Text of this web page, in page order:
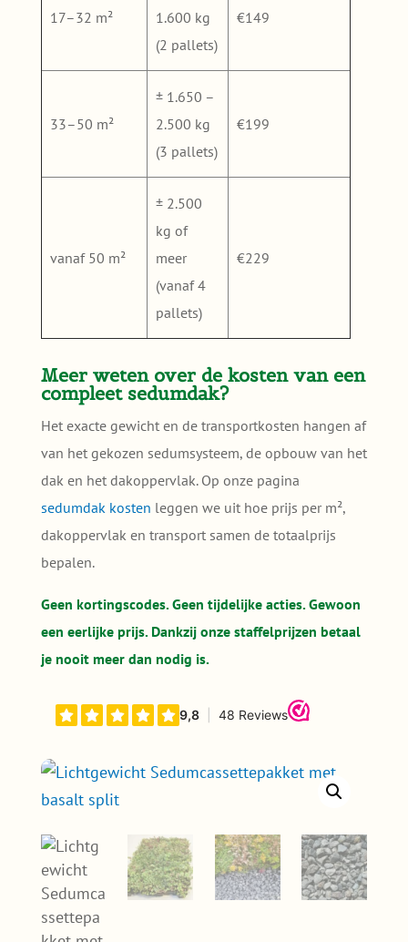
17–32 m²
1.600 kg
(2 pallets)
€149
33–50 m²
± 1.650 –
2.500 kg
(3 pallets)
€199
vanaf 50 m²
± 2.500
kg of
meer
(vanaf 4
pallets)
€229
Meer weten over de kosten van een
compleet sedumdak?
Het exacte gewicht en de transportkosten hangen af
van het gekozen sedumsysteem, de opbouw van het
dak en het dakoppervlak. Op onze pagina
sedumdak kosten leggen we uit hoe prijs per m²,
dakoppervlak en transport samen de totaalprijs
bepalen.
Geen kortingscodes. Geen tijdelijke acties. Gewoon
een eerlijke prijs. Dankzij onze staffelprijzen betaal
je nooit meer dan nodig is.